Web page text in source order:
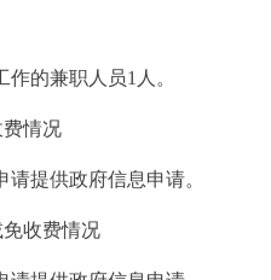
的兼职人员1人。
情况
提供政府信息申请。
收费情况